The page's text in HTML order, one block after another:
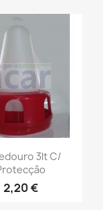
3lt C/
2,20 €